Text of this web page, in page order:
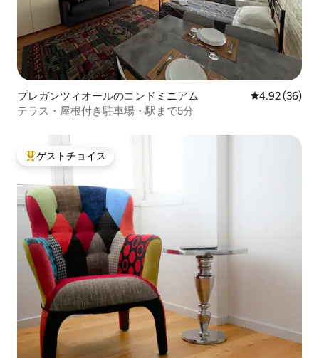
プレガンツィオールのコンドミニアム レビュー36
4.92 (36)
テラス・屋根付き駐車場・駅まで5分
大好評のゲストチョイスです。
ゲストチョイス